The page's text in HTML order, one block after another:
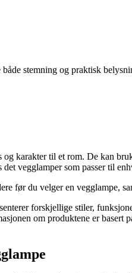
stemning og praktisk
karakter til et rom. De kan
vegglamper som passer til
før du velger en vegglampe,
forskjellige stiler,
om produktene er